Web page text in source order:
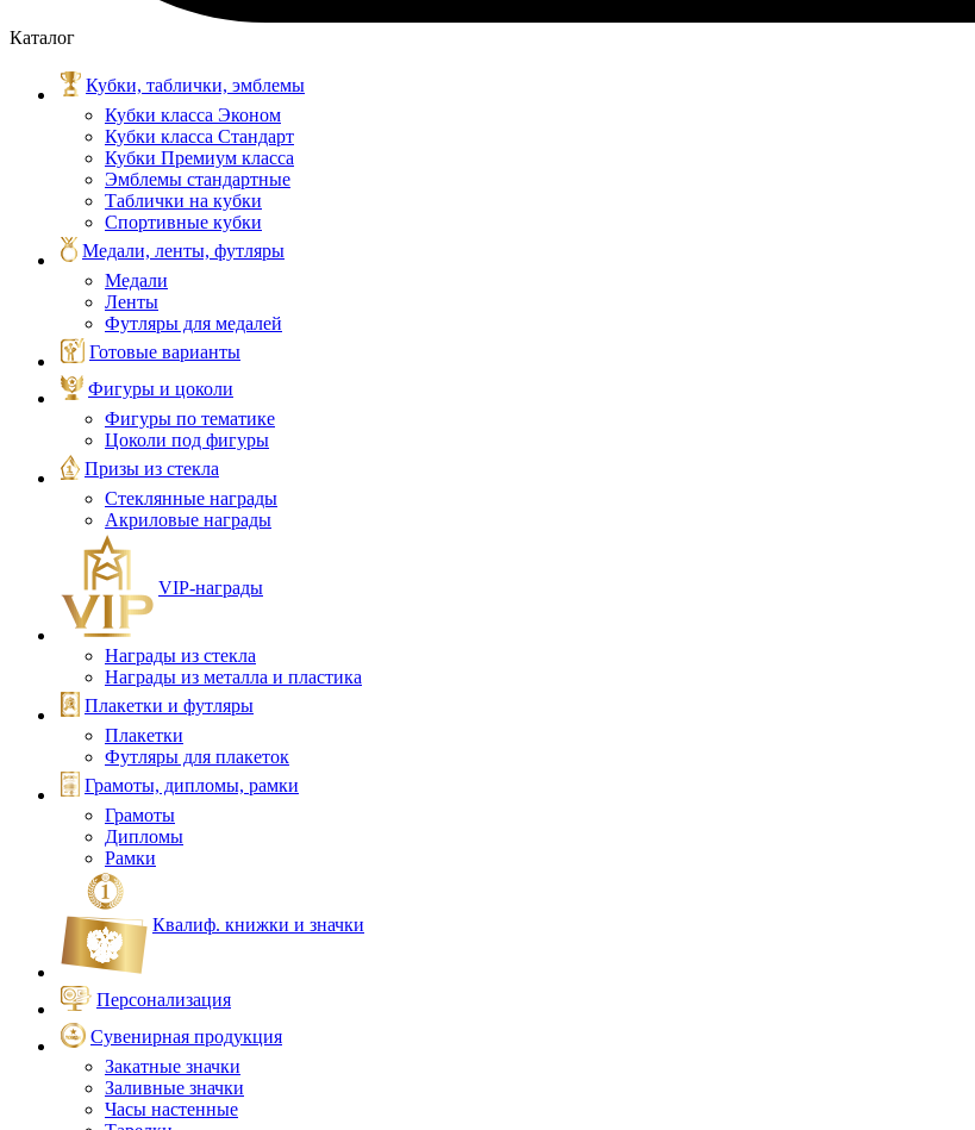
Каталог
Кубки, таблички, эмблемы
Кубки класса Эконом
Кубки класса Стандарт
Кубки Премиум класса
Эмблемы стандартные
Таблички на кубки
Спортивные кубки
Медали, ленты, футляры
Медали
Ленты
Футляры для медалей
Готовые варианты
Фигуры и цоколи
Фигуры по тематике
Цоколи под фигуры
Призы из стекла
Стеклянные награды
Акриловые награды
VIP‑награды
Награды из стекла
Награды из металла и пластика
Плакетки и футляры
Плакетки
Футляры для плакеток
Грамоты, дипломы, рамки
Грамоты
Дипломы
Рамки
Квалиф. книжки и значки
Персонализация
Сувенирная продукция
Закатные значки
Заливные значки
Часы настенные